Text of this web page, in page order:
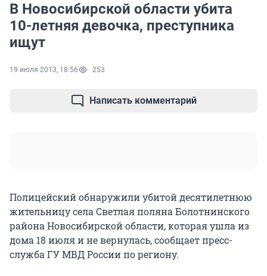
В Новосибирской области убита
10-летняя девочка, преступника
ищут
19 июля 2013, 18:56 253
Написать комментарий
Полицейский обнаружили убитой десятилетнюю
жительницу села Светлая поляна Болотнинского
района Новосибирской области, которая ушла из
дома 18 июля и не вернулась, сообщает пресс-
служба ГУ МВД России по региону.